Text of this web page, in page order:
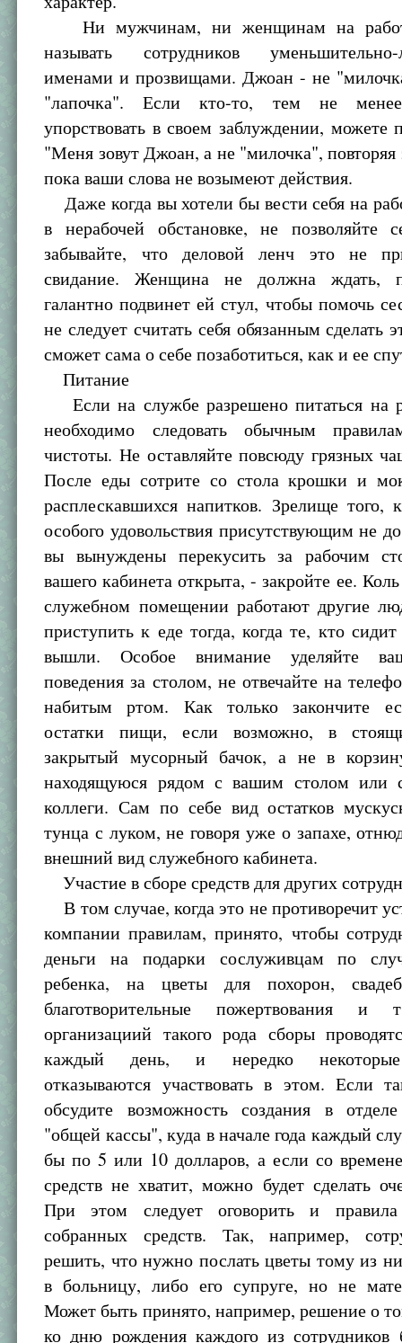
Ни мужчинам, ни женщинам на
называть сотрудников уменьшительно-
именами и прозвищами. Джоан - не
"лапочка". Если кто-то, тем не
упорствовать в своем заблуждении, можете
"Меня зовут Джоан, а не "милочка", повторяя
пока ваши слова не возымеют действия.
Даже когда вы хотели бы вести себя на
в нерабочей обстановке, не позволяйте
забывайте, что деловой ленч это не
свидание. Женщина не должна ждать,
галантно подвинет ей стул, чтобы помочь
не следует считать себя обязанным сделать
сможет сама о себе позаботиться, как и ее
Питание
Если на службе разрешено питаться на
необходимо следовать обычным
чистоты. Не оставляйте повсюду грязных
После еды сотрите со стола крошки и
расплескавшихся напитков. Зрелище того,
особого удовольствия присутствующим не
вы вынуждены перекусить за рабочим
вашего кабинета открыта, - закройте ее.
служебном помещении работают другие
приступить к еде тогда, когда те, кто
вышли. Особое внимание уделяйте
поведения за столом, не отвечайте на
набитым ртом. Как только закончите
остатки пищи, если возможно, в
закрытый мусорный бачок, а не в
находящуюся рядом с вашим столом или
коллеги. Сам по себе вид остатков
тунца с луком, не говоря уже о запахе,
внешний вид служебного кабинета.
Участие в сборе средств для других
В том случае, когда это не противоречит
компании правилам, принято, чтобы
деньги на подарки сослуживцам по
ребенка, на цветы для похорон,
благотворительные пожертвования
организациий такого рода сборы
каждый день, и нередко некоторые
отказываются участвовать в этом. Если
обсудите возможность создания в отделе
"общей кассы", куда в начале года каждый
бы по 5 или 10 долларов, а если со
средств не хватит, можно будет сделать
При этом следует оговорить и правила
собранных средств. Так, например,
решить, что нужно послать цветы тому из
в больницу, либо его супруге, но не
Может быть принято, например, решение о
ко дню рождения каждого из сотрудников